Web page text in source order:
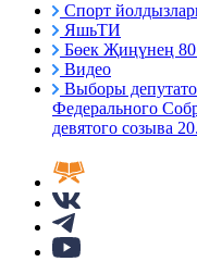
Спорт
ЯшьТИ
Бөек Җиңүнең
Видео
Выборы
Федерального
девятого созыва